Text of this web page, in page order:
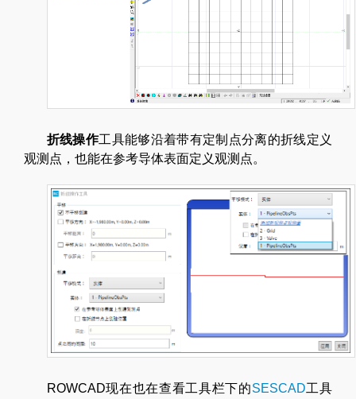
折线操作工具能够沿着带有定制点分离的折线定义
观测点，也能在参考导体表面定义观测点。
ROWCAD现在也在查看工具栏下的SESCAD工具